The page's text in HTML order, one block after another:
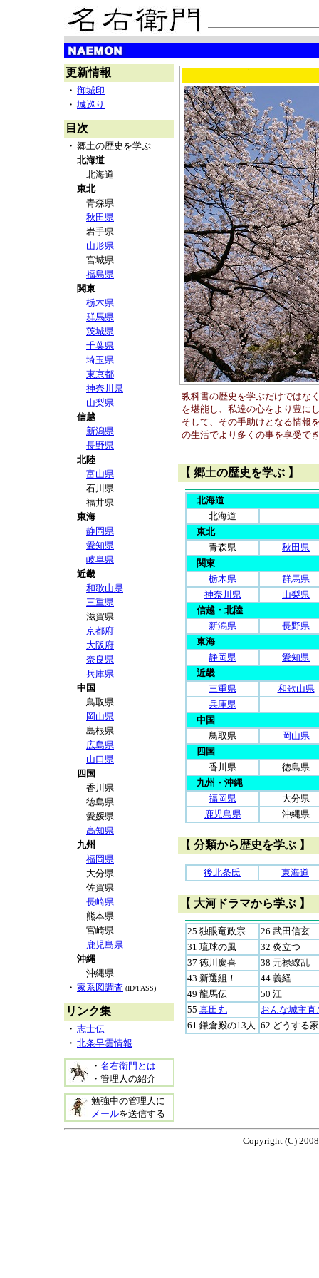
更新情報
・ 御城印
・ 城巡り
目次
・ 郷土の歴史を学ぶ
北海道
北海道
東北
青森県
秋田県
岩手県
山形県
宮城県
福島県
関東
栃木県
群馬県
茨城県
千葉県
埼玉県
東京都
神奈川県
山梨県
信越
新潟県
長野県
北陸
富山県
石川県
福井県
東海
静岡県
愛知県
岐阜県
近畿
和歌山県
三重県
滋賀県
京都府
大阪府
奈良県
兵庫県
中国
鳥取県
岡山県
島根県
広島県
山口県
四国
香川県
徳島県
愛媛県
高知県
九州
福岡県
大分県
佐賀県
長崎県
熊本県
宮崎県
鹿児島県
沖縄
沖縄県
・ 家系図調査 (ID/PASS)
リンク集
・ 志士伝
・ 北条早雲情報
・ 名右衛門とは
・管理人の紹介
勉強中の管理人に
メールを送信する
教科書の歴史を学ぶだけではな
を堪能し、私達の心をより豊に
そして、その手助けとなる情報
の生活でより多くの事を享受で
【 郷土の歴史を学ぶ 】
北海道
北海道
東北
青森県
秋田県
関東
栃木県
群馬県
神奈川県
山梨県
信越・北陸
新潟県
長野県
東海
静岡県
愛知県
近畿
三重県
和歌山県
兵庫県
中国
鳥取県
岡山県
四国
香川県
徳島県
九州・沖縄
福岡県
大分県
鹿児島県
沖縄県
【 分類から歴史を学ぶ 】
後北条氏 東海道
【 大河ドラマから学ぶ 】
25 独眼竜政宗
26 武田信玄
31 琉球の風
32 炎立つ
37 徳川慶喜
38 元禄繚乱
43 新選組！
44 義経
49 龍馬伝
50 江
55 真田丸
おんな城主直
61 鎌倉殿の13人 62 どうする
Copyright (C)